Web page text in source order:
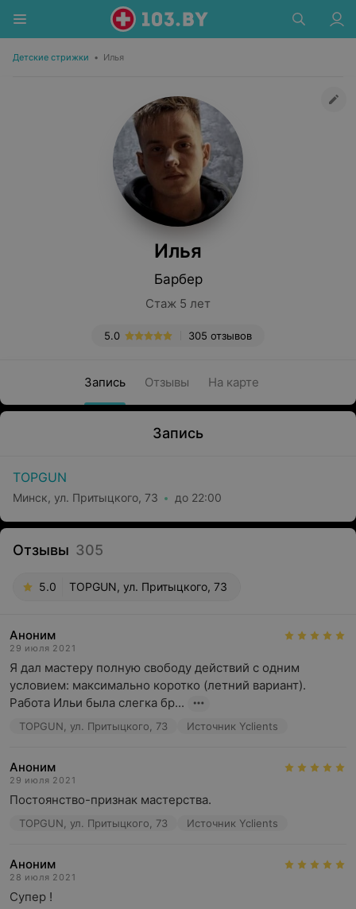
Детские стрижки • Илья
Илья
Барбер
Стаж 5 лет
305 отзывов
5.0
Запись Отзывы На карте
Запись
TOPGUN
Минск, ул. Притыцкого, 73 до 22:00
Отзывы 305
5.0 TOPGUN, ул. Притыцкого, 73
Аноним
29 июля 2021
Я дал мастеру полную свободу действий с одним
условием: максимально коротко (летний вариант).
Работа Ильи была слегка бр...
TOPGUN, ул. Притыцкого, 73 Источник Yclients
Аноним
29 июля 2021
Постоянство-признак мастерства.
TOPGUN, ул. Притыцкого, 73 Источник Yclients
Аноним
28 июля 2021
Супер !